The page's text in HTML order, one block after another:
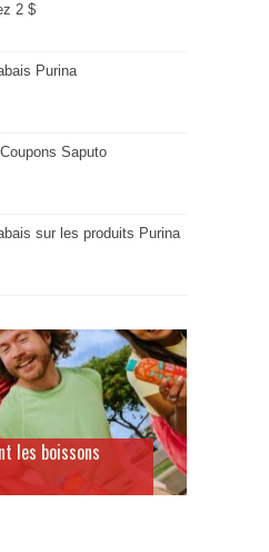
2 $
Purina
Saputo
sur les produits Purina
les boissons